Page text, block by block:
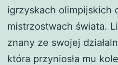
igrzyskach olimpijskich
mistrzostwach świata.
znany ze swojej
która przyniosła mu